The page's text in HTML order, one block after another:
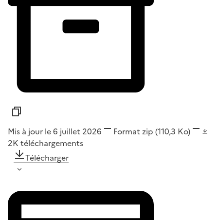
Mis à jour le 6 juillet 2026 Format zip (110,3 Ko)
2K téléchargements
Télécharger